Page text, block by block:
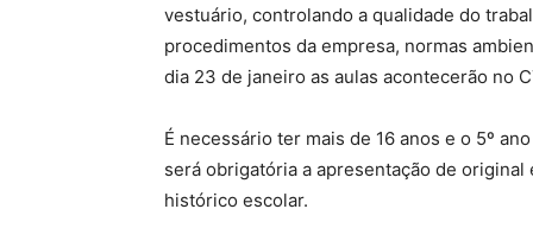
vestuário, controlando a qualidade do
procedimentos da empresa, normas
dia 23 de janeiro as aulas acontecerão no
É necessário ter mais de 16 anos e o 5º
será obrigatória a apresentação de
histórico escolar.